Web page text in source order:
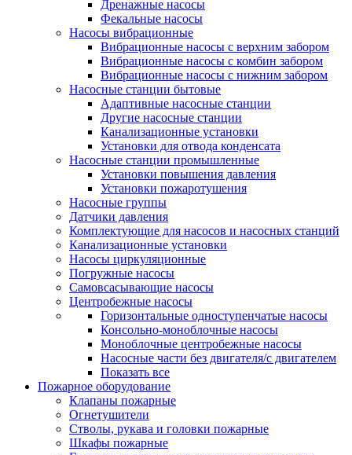
Дренажные насосы
Фекальные насосы
Насосы вибрационные
Вибрационные насосы с верхним забором
Вибрационные насосы с комбин забором
Вибрационные насосы с нижним забором
Насосные станции бытовые
Адаптивные насосные станции
Другие насосные станции
Канализационные установки
Установки для отвода конденсата
Насосные станции промышленные
Установки повышения давления
Установки пожаротушения
Насосные группы
Датчики давления
Комплектующие для насосов и насосных станций
Канализационные установки
Насосы циркуляционные
Погружные насосы
Самовсасывающие насосы
Центробежные насосы
Горизонтальные одноступенчатые насосы
Консольно-моноблочные насосы
Моноблочные центробежные насосы
Насосные части без двигателя/с двигателем
Показать все
Пожарное оборудование
Клапаны пожарные
Огнетушители
Стволы, рукава и головки пожарные
Шкафы пожарные